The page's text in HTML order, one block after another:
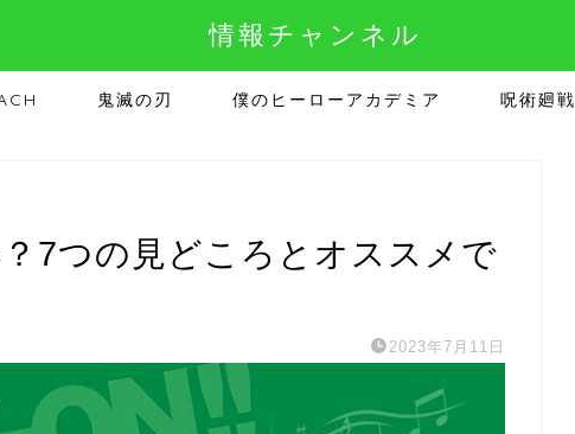
情報チャンネル
鬼滅の刃 僕のヒーローアカデミア 呪術廻戦
7つの見どころとオススメで
2023年7月11日